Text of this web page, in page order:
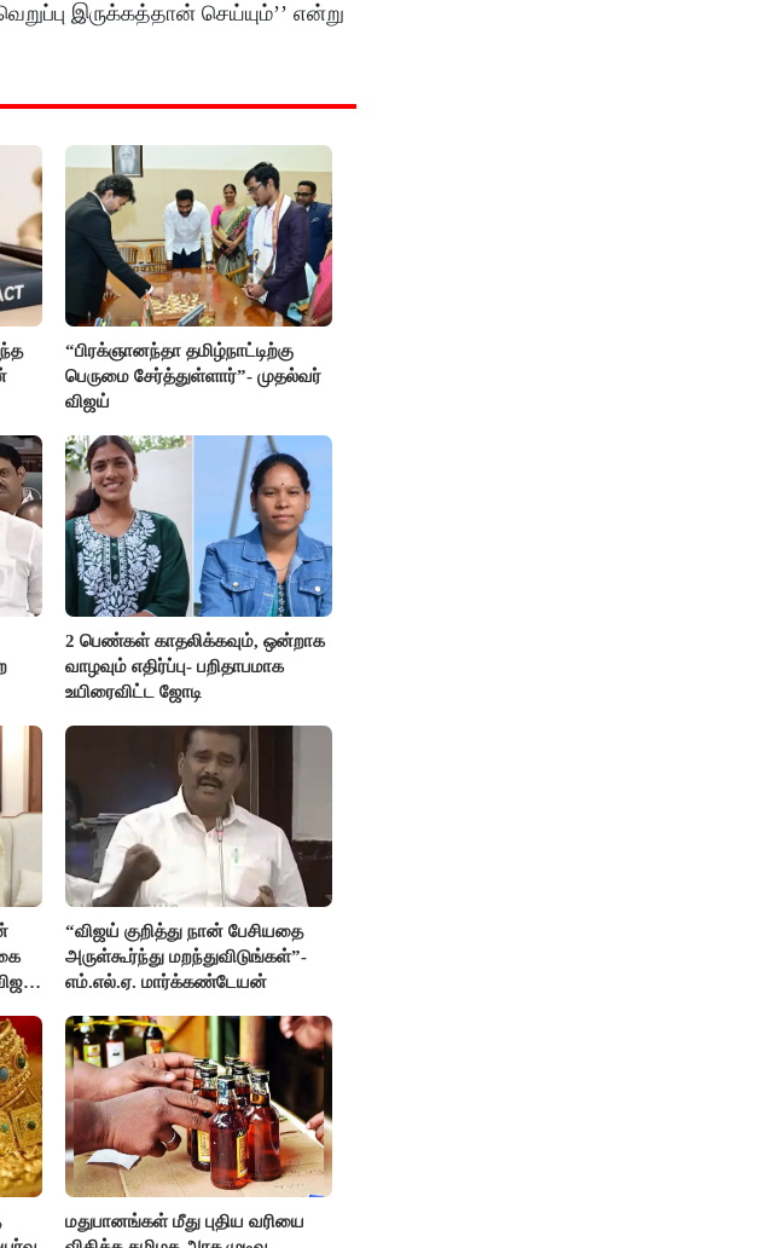
இருக்கத்தான் செய்யும்’’ என்று
“பிரக்ஞானந்தா தமிழ்நாட்டிற்கு
பெருமை சேர்த்துள்ளார்”- முதல்வர்
விஜய்
2 பெண்கள் காதலிக்கவும், ஒன்றாக
வாழவும் எதிர்ப்பு- பறிதாபமாக
உயிரைவிட்ட ஜோடி
“விஜய் குறித்து நான் பேசியதை
அருள்கூர்ந்து மறந்துவிடுங்கள்”-
எம்.எல்.ஏ. மார்க்கண்டேயன்
மதுபானங்கள் மீது புதிய வரியை